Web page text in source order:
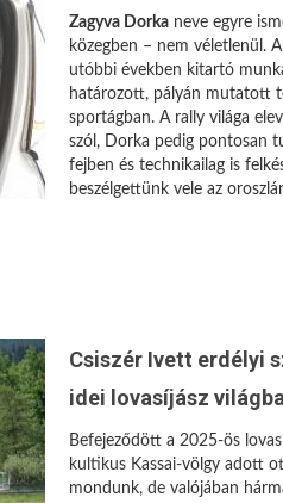
Zagyva Dorka neve egyre
közegben – nem véletlenül.
utóbbi években kitartó
határozott, pályán mutatott
sportágban. A rally világa
szól, Dorka pedig pontosan
fejben és technikailag is
beszélgettünk vele az
Csiszér Ivett erdélyi
idei lovasíjász
Befejeződött a 2025-ös
kultikus Kassai-völgy adott
mondunk, de valójában